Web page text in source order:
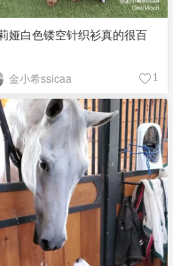
娅白色镂空针织衫真的很百
金小希ssicaa 1